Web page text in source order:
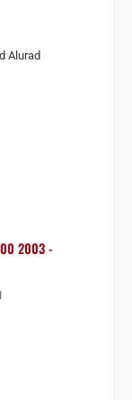
2003 -